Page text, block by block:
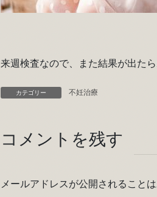
来週検査なので、また結果が出たら
カテゴリー 不妊治療
コメントを残す
メールアドレスが公開されることは